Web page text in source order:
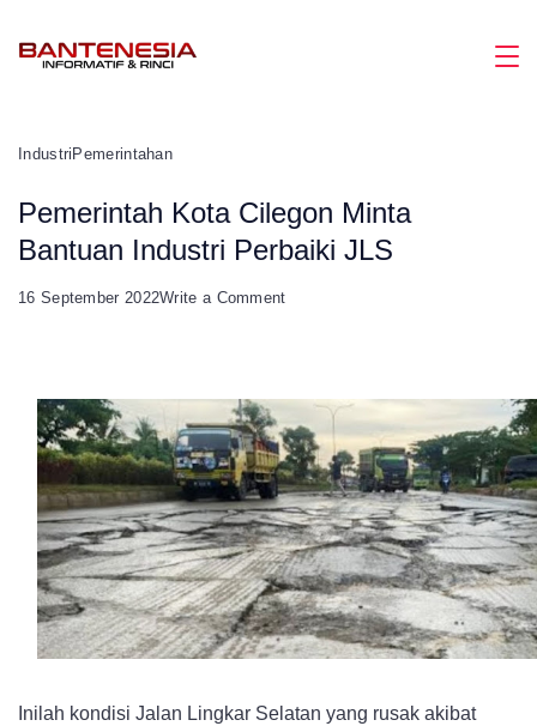
Industri Pemerintahan
Pemerintah Kota Cilegon Minta
Bantuan Industri Perbaiki JLS
16 September 2022Write a Commenton
Cilegon
Minta
Bantuan
Industri
Perbaiki
JLS
Inilah kondisi Jalan Lingkar Selatan yang rusak akibat